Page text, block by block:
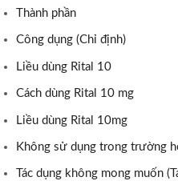
Thành phần
Công dụng (Chỉ định)
Liều dùng Rital 10
Cách dùng Rital 10 mg
Liều dùng Rital 10mg
Không sử dụng trong trường
Tác dụng không mong muốn